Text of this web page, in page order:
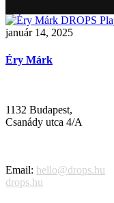
január 14, 2025
Éry Márk
1132 Budapest,
Csanády utca 4/A
Email: hello@drops.hu
drops.hu